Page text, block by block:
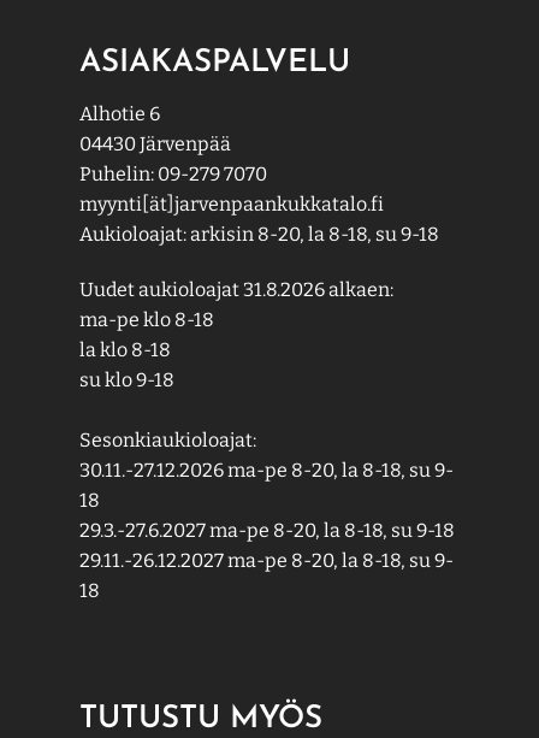
ASIAKASPALVELU
Alhotie 6
04430 Järvenpää
Puhelin: 09-279 7070
myynti[ät]jarvenpaankukkatalo.fi
Aukioloajat: arkisin 8-20, la 8-18, su 9-18
Uudet aukioloajat 31.8.2026 alkaen:
ma-pe klo 8-18
la klo 8-18
su klo 9-18
Sesonkiaukioloajat:
30.11.-27.12.2026 ma-pe 8-20, la 8-18, su 9-
18
29.3.-27.6.2027 ma-pe 8-20, la 8-18, su 9-18
29.11.-26.12.2027 ma-pe 8-20, la 8-18, su 9-
18
TUTUSTU MYÖS